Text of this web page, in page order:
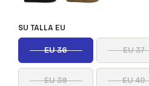
SU TALLA EU
EU 36 EU 37
EU 39 EU 40